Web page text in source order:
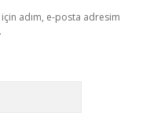
adım, e-posta adresim